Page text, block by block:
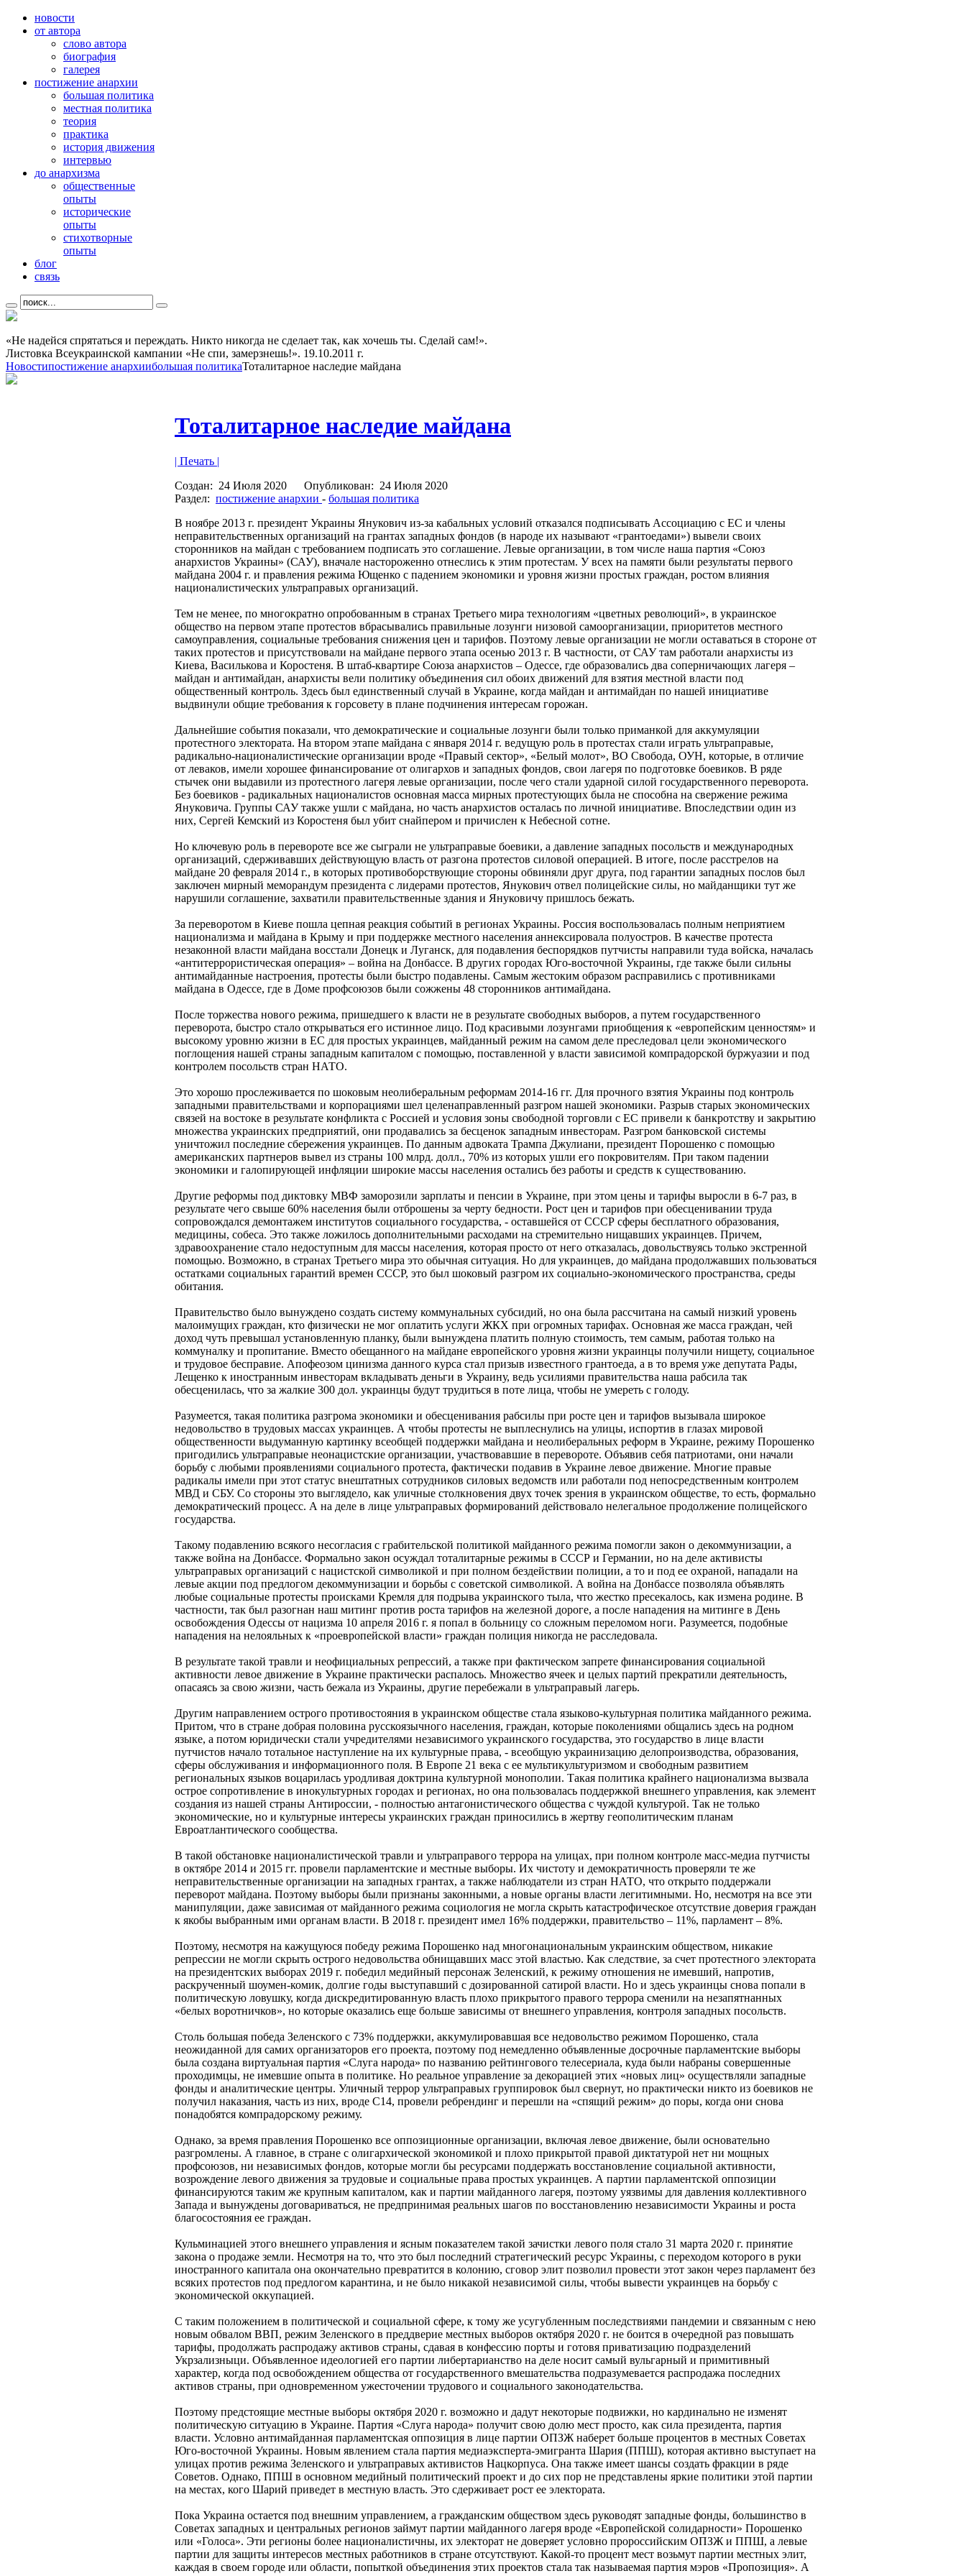
новости
от автора
слово автора
биография
галерея
постижение анархии
большая политика
местная политика
теория
практика
история движения
интервью
до анархизма
общественные
опыты
исторические
опыты
стихотворные
опыты
блог
связь
«Не надейся спрятаться и переждать. Никто никогда не сделает так, как хочешь ты. Сделай сам!».
Листовка Всеукраинской кампании «Не спи, замерзнешь!». 19.10.2011 г.
Новостипостижение анархиибольшая политикаТоталитарное наследие майдана
Тоталитарное наследие майдана
| Печать |
Создан: 24 Июля 2020 Опубликован: 24 Июля 2020
Раздел: постижение анархии - большая политика
В ноябре 2013 г. президент Украины Янукович из-за кабальных условий отказался подписывать Ассоциацию с ЕС и члены
неправительственных организаций на грантах западных фондов (в народе их называют «грантоедами») вывели своих
сторонников на майдан с требованием подписать это соглашение. Левые организации, в том числе наша партия «Союз
анархистов Украины» (САУ), вначале настороженно отнеслись к этим протестам. У всех на памяти были результаты первого
майдана 2004 г. и правления режима Ющенко с падением экономики и уровня жизни простых граждан, ростом влияния
националистических ультраправых организаций.
Тем не менее, по многократно опробованным в странах Третьего мира технологиям «цветных революций», в украинское
общество на первом этапе протестов вбрасывались правильные лозунги низовой самоорганизации, приоритетов местного
самоуправления, социальные требования снижения цен и тарифов. Поэтому левые организации не могли оставаться в стороне от
таких протестов и присутствовали на майдане первого этапа осенью 2013 г. В частности, от САУ там работали анархисты из
Киева, Василькова и Коростеня. В штаб-квартире Союза анархистов – Одессе, где образовались два соперничающих лагеря –
майдан и антимайдан, анархисты вели политику объединения сил обоих движений для взятия местной власти под
общественный контроль. Здесь был единственный случай в Украине, когда майдан и антимайдан по нашей инициативе
выдвинули общие требования к горсовету в плане подчинения интересам горожан.
Дальнейшие события показали, что демократические и социальные лозунги были только приманкой для аккумуляции
протестного электората. На втором этапе майдана с января 2014 г. ведущую роль в протестах стали играть ультраправые,
радикально-националистические организации вроде «Правый сектор», «Белый молот», ВО Свобода, ОУН, которые, в отличие
от леваков, имели хорошее финансирование от олигархов и западных фондов, свои лагеря по подготовке боевиков. В ряде
стычек они выдавили из протестного лагеря левые организации, после чего стали ударной силой государственного переворота.
Без боевиков - радикальных националистов основная масса мирных протестующих была не способна на свержение режима
Януковича. Группы САУ также ушли с майдана, но часть анархистов осталась по личной инициативе. Впоследствии один из
них, Сергей Кемский из Коростеня был убит снайпером и причислен к Небесной сотне.
Но ключевую роль в перевороте все же сыграли не ультраправые боевики, а давление западных посольств и международных
организаций, сдерживавших действующую власть от разгона протестов силовой операцией. В итоге, после расстрелов на
майдане 20 февраля 2014 г., в которых противоборствующие стороны обвиняли друг друга, под гарантии западных послов был
заключен мирный меморандум президента с лидерами протестов, Янукович отвел полицейские силы, но майданщики тут же
нарушили соглашение, захватили правительственные здания и Януковичу пришлось бежать.
За переворотом в Киеве пошла цепная реакция событий в регионах Украины. Россия воспользовалась полным неприятием
национализма и майдана в Крыму и при поддержке местного населения аннексировала полуостров. В качестве протеста
незаконной власти майдана восстали Донецк и Луганск, для подавления беспорядков путчисты направили туда войска, началась
«антитеррористическая операция» – война на Донбассе. В других городах Юго-восточной Украины, где также были сильны
антимайданные настроения, протесты были быстро подавлены. Самым жестоким образом расправились с противниками
майдана в Одессе, где в Доме профсоюзов были сожжены 48 сторонников антимайдана.
После торжества нового режима, пришедшего к власти не в результате свободных выборов, а путем государственного
переворота, быстро стало открываться его истинное лицо. Под красивыми лозунгами приобщения к «европейским ценностям» и
высокому уровню жизни в ЕС для простых украинцев, майданный режим на самом деле преследовал цели экономического
поглощения нашей страны западным капиталом с помощью, поставленной у власти зависимой компрадорской буржуазии и под
контролем посольств стран НАТО.
Это хорошо прослеживается по шоковым неолиберальным реформам 2014-16 гг. Для прочного взятия Украины под контроль
западными правительствами и корпорациями шел целенаправленный разгром нашей экономики. Разрыв старых экономических
связей на востоке в результате конфликта с Россией и условия зоны свободной торговли с ЕС привели к банкротству и закрытию
множества украинских предприятий, они продавались за бесценок западным инвесторам. Разгром банковской системы
уничтожил последние сбережения украинцев. По данным адвоката Трампа Джулиани, президент Порошенко с помощью
американских партнеров вывел из страны 100 млрд. долл., 70% из которых ушли его покровителям. При таком падении
экономики и галопирующей инфляции широкие массы населения остались без работы и средств к существованию.
Другие реформы под диктовку МВФ заморозили зарплаты и пенсии в Украине, при этом цены и тарифы выросли в 6-7 раз, в
результате чего свыше 60% населения были отброшены за черту бедности. Рост цен и тарифов при обесценивании труда
сопровождался демонтажем институтов социального государства, - оставшейся от СССР сферы бесплатного образования,
медицины, собеса. Это также ложилось дополнительными расходами на стремительно нищавших украинцев. Причем,
здравоохранение стало недоступным для массы населения, которая просто от него отказалась, довольствуясь только экстренной
помощью. Возможно, в странах Третьего мира это обычная ситуация. Но для украинцев, до майдана продолжавших пользоваться
остатками социальных гарантий времен СССР, это был шоковый разгром их социально-экономического пространства, среды
обитания.
Правительство было вынуждено создать систему коммунальных субсидий, но она была рассчитана на самый низкий уровень
малоимущих граждан, кто физически не мог оплатить услуги ЖКХ при огромных тарифах. Основная же масса граждан, чей
доход чуть превышал установленную планку, были вынуждена платить полную стоимость, тем самым, работая только на
коммуналку и пропитание. Вместо обещанного на майдане европейского уровня жизни украинцы получили нищету, социальное
и трудовое бесправие. Апофеозом цинизма данного курса стал призыв известного грантоеда, а в то время уже депутата Рады,
Лещенко к иностранным инвесторам вкладывать деньги в Украину, ведь усилиями правительства наша рабсила так
обесценилась, что за жалкие 300 дол. украинцы будут трудиться в поте лица, чтобы не умереть с голоду.
Разумеется, такая политика разгрома экономики и обесценивания рабсилы при росте цен и тарифов вызывала широкое
недовольство в трудовых массах украинцев. А чтобы протесты не выплеснулись на улицы, испортив в глазах мировой
общественности выдуманную картинку всеобщей поддержки майдана и неолиберальных реформ в Украине, режиму Порошенко
пригодились ультраправые неонацистские организации, участвовавшие в перевороте. Объявив себя патриотами, они начали
борьбу с любыми проявлениями социального протеста, фактически подавив в Украине левое движение. Многие правые
радикалы имели при этот статус внештатных сотрудников силовых ведомств или работали под непосредственным контролем
МВД и СБУ. Со стороны это выглядело, как уличные столкновения двух точек зрения в украинском обществе, то есть, формально
демократический процесс. А на деле в лице ультраправых формирований действовало нелегальное продолжение полицейского
государства.
Такому подавлению всякого несогласия с грабительской политикой майданного режима помогли закон о декоммунизации, а
также война на Донбассе. Формально закон осуждал тоталитарные режимы в СССР и Германии, но на деле активисты
ультраправых организаций с нацистской символикой и при полном бездействии полиции, а то и под ее охраной, нападали на
левые акции под предлогом декоммунизации и борьбы с советской символикой. А война на Донбассе позволяла объявлять
любые социальные протесты происками Кремля для подрыва украинского тыла, что жестко пресекалось, как измена родине. В
частности, так был разогнан наш митинг против роста тарифов на железной дороге, а после нападения на митинге в День
освобождения Одессы от нацизма 10 апреля 2016 г. я попал в больницу со сложным переломом ноги. Разумеется, подобные
нападения на нелояльных к «проевропейской власти» граждан полиция никогда не расследовала.
В результате такой травли и неофициальных репрессий, а также при фактическом запрете финансирования социальной
активности левое движение в Украине практически распалось. Множество ячеек и целых партий прекратили деятельность,
опасаясь за свою жизни, часть бежала из Украины, другие перебежали в ультраправый лагерь.
Другим направлением острого противостояния в украинском обществе стала языково-культурная политика майданного режима.
Притом, что в стране добрая половина русскоязычного населения, граждан, которые поколениями общались здесь на родном
языке, а потом юридически стали учредителями независимого украинского государства, это государство в лице власти
путчистов начало тотальное наступление на их культурные права, - всеобщую украинизацию делопроизводства, образования,
сферы обслуживания и информационного поля. В Европе 21 века с ее мультикультуризмом и свободным развитием
региональных языков воцарилась уродливая доктрина культурной монополии. Такая политика крайнего национализма вызвала
острое сопротивление в инокультурных городах и регионах, но она пользовалась поддержкой внешнего управления, как элемент
создания из нашей страны Антироссии, - полностью антагонистического общества с чуждой культурой. Так не только
экономические, но и культурные интересы украинских граждан приносились в жертву геополитическим планам
Евроатлантического сообщества.
В такой обстановке националистической травли и ультраправого террора на улицах, при полном контроле масс-медиа путчисты
в октябре 2014 и 2015 гг. провели парламентские и местные выборы. Их чистоту и демократичность проверяли те же
неправительственные организации на западных грантах, а также наблюдатели из стран НАТО, что открыто поддержали
переворот майдана. Поэтому выборы были признаны законными, а новые органы власти легитимными. Но, несмотря на все эти
манипуляции, даже зависимая от майданного режима социология не могла скрыть катастрофическое отсутствие доверия граждан
к якобы выбранным ими органам власти. В 2018 г. президент имел 16% поддержки, правительство – 11%, парламент – 8%.
Поэтому, несмотря на кажущуюся победу режима Порошенко над многонациональным украинским обществом, никакие
репрессии не могли скрыть острого недовольства обнищавших масс этой властью. Как следствие, за счет протестного электората
на президентских выборах 2019 г. победил медийный персонаж Зеленский, к режиму отношения не имевший, напротив,
раскрученный шоумен-комик, долгие годы выступавший с дозированной сатирой власти. Но и здесь украинцы снова попали в
политическую ловушку, когда дискредитированную власть плохо прикрытого правого террора сменили на незапятнанных
«белых воротничков», но которые оказались еще больше зависимы от внешнего управления, контроля западных посольств.
Столь большая победа Зеленского с 73% поддержки, аккумулировавшая все недовольство режимом Порошенко, стала
неожиданной для самих организаторов его проекта, поэтому под немедленно объявленные досрочные парламентские выборы
была создана виртуальная партия «Слуга народа» по названию рейтингового телесериала, куда были набраны совершенные
проходимцы, не имевшие опыта в политике. Но реальное управление за декорацией этих «новых лиц» осуществляли западные
фонды и аналитические центры. Уличный террор ультраправых группировок был свернут, но практически никто из боевиков не
получил наказания, часть из них, вроде С14, провели ребрендинг и перешли на «спящий режим» до поры, когда они снова
понадобятся компрадорскому режиму.
Однако, за время правления Порошенко все оппозиционные организации, включая левое движение, были основательно
разгромлены. А главное, в стране с олигархической экономикой и плохо прикрытой правой диктатурой нет ни мощных
профсоюзов, ни независимых фондов, которые могли бы ресурсами поддержать восстановление социальной активности,
возрождение левого движения за трудовые и социальные права простых украинцев. А партии парламентской оппозиции
финансируются таким же крупным капиталом, как и партии майданного лагеря, поэтому уязвимы для давления коллективного
Запада и вынуждены договариваться, не предпринимая реальных шагов по восстановлению независимости Украины и роста
благосостояния ее граждан.
Кульминацией этого внешнего управления и ясным показателем такой зачистки левого поля стало 31 марта 2020 г. принятие
закона о продаже земли. Несмотря на то, что это был последний стратегический ресурс Украины, с переходом которого в руки
иностранного капитала она окончательно превратится в колонию, сговор элит позволил провести этот закон через парламент без
всяких протестов под предлогом карантина, и не было никакой независимой силы, чтобы вывести украинцев на борьбу с
экономической оккупацией.
С таким положением в политической и социальной сфере, к тому же усугубленным последствиями пандемии и связанным с нею
новым обвалом ВВП, режим Зеленского в преддверие местных выборов октября 2020 г. не боится в очередной раз повышать
тарифы, продолжать распродажу активов страны, сдавая в конфессию порты и готовя приватизацию подразделений
Укрзализныци. Объявленное идеологией его партии либертарианство на деле носит самый вульгарный и примитивный
характер, когда под освобождением общества от государственного вмешательства подразумевается распродажа последних
активов страны, при одновременном ужесточении трудового и социального законодательства.
Поэтому предстоящие местные выборы октября 2020 г. возможно и дадут некоторые подвижки, но кардинально не изменят
политическую ситуацию в Украине. Партия «Слуга народа» получит свою долю мест просто, как сила президента, партия
власти. Условно антимайданная парламентская оппозиция в лице партии ОПЗЖ наберет больше процентов в местных Советах
Юго-восточной Украины. Новым явлением стала партия медиаэксперта-эмигранта Шария (ППШ), которая активно выступает на
улицах против режима Зеленского и ультраправых активистов Нацкорпуса. Она также имеет шансы создать фракции в ряде
Советов. Однако, ППШ в основном медийный политический проект и до сих пор не представлены яркие политики этой партии
на местах, кого Шарий приведет в местную власть. Это сдерживает рост ее электората.
Пока Украина остается под внешним управлением, а гражданским обществом здесь руководят западные фонды, большинство в
Советах западных и центральных регионов займут партии майданного лагеря вроде «Европейской солидарности» Порошенко
или «Голоса». Эти регионы более националистичны, их электорат не доверяет условно пророссийским ОПЗЖ и ППШ, а левые
партии для защиты интересов местных работников в стране отсутствуют. Какой-то процент мест возьмут партии местных элит,
каждая в своем городе или области, попыткой объединения этих проектов стала так называемая партия мэров «Пропозиция». А